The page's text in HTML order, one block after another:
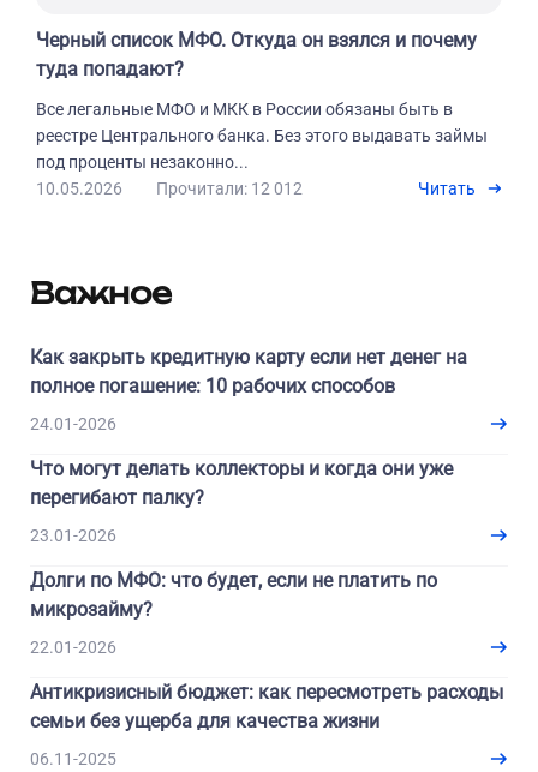
Черный список МФО. Откуда он взялся и почему
туда попадают?
Все легальные МФО и МКК в России обязаны быть в
реестре Центрального банка. Без этого выдавать займы
под проценты незаконно...
10.05.2026
Прочитали: 12 012 Читать
Важное
Как закрыть кредитную карту если нет денег на
полное погашение: 10 рабочих способов
24.01-2026
Что могут делать коллекторы и когда они уже
перегибают палку?
23.01-2026
Долги по МФО: что будет, если не платить по
микрозайму?
22.01-2026
Антикризисный бюджет: как пересмотреть расходы
семьи без ущерба для качества жизни
06.11-2025